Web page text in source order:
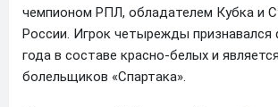
чемпионом РПЛ, обладателем Кубка и
России. Игрок четырежды
года в составе красно-белых и
болельщиков «Спартака».